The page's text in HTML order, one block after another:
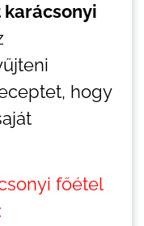
hogy
főétel